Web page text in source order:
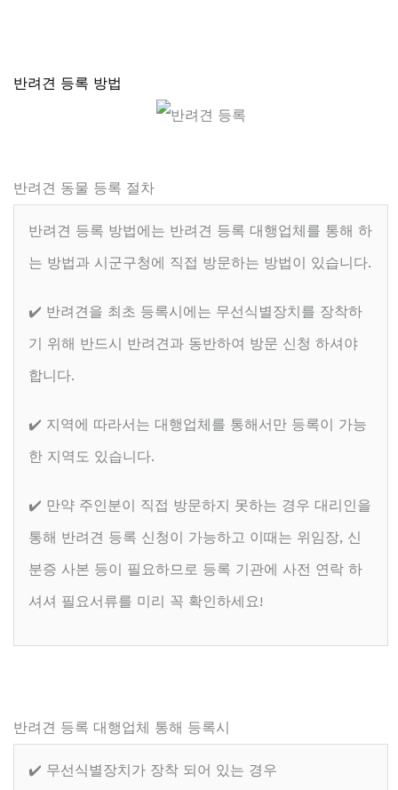
반려견 등록 방법
반려견 동물 등록 절차
반려견 등록 방법에는 반려견 등록 대행업체를 통해 하
는 방법과 시군구청에 직접 방문하는 방법이 있습니다.
✔️ 반려견을 최초 등록시에는 무선식별장치를 장착하
기 위해 반드시 반려견과 동반하여 방문 신청 하셔야
합니다.
✔️ 지역에 따라서는 대행업체를 통해서만 등록이 가능
한 지역도 있습니다.
✔️ 만약 주인분이 직접 방문하지 못하는 경우 대리인을
통해 반려견 등록 신청이 가능하고 이때는 위임장, 신
분증 사본 등이 필요하므로 등록 기관에 사전 연락 하
셔셔 필요서류를 미리 꼭 확인하세요!
반려견 등록 대행업체 통해 등록시
✔️ 무선식별장치가 장착 되어 있는 경우